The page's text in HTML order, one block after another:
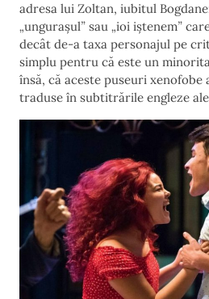
adresa lui Zoltan, iubitul
„ungurașul” sau „ioi iștenem”
decât de-a taxa personajul pe
simplu pentru că este un
însă, că aceste puseuri xenofobe
traduse în subtitrările engleze